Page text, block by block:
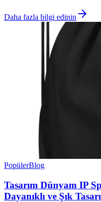
Daha fazla bilgi edinin
PopülerBlog
Tasarım Dünyam IP
Dayanıklı ve Şık